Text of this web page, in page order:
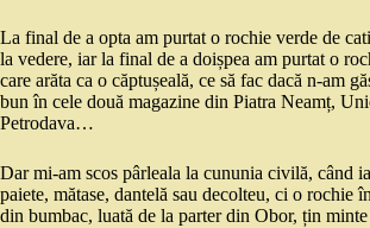
La final de a opta am purtat o rochie verde de
la vedere, iar la final de a doișpea am purtat o
care arăta ca o căptușeală, ce să fac dacă n-am
bun în cele două magazine din Piatra Neamț,
Petrodava…
Dar mi-am scos pârleala la cununia civilă, când
paiete, mătase, dantelă sau decolteu, ci o rochie
din bumbac, luată de la parter din Obor, țin minte